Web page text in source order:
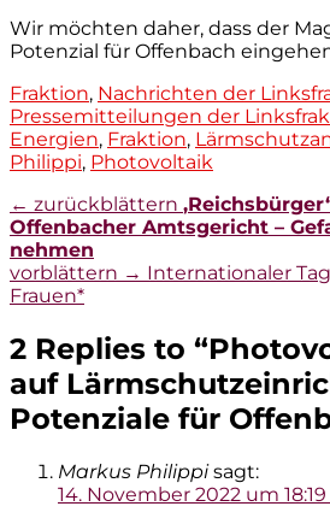
Wir möchten daher, dass der
Potenzial für Offenbach
Kategorien
Fraktion, Nachrichten der
Pressemitteilungen der
Energien, Fraktion,
Philippi, Photovoltaik
Beitragsnavigation
← zurückblättern Vorheriger
Beitrag:
Offenbacher Amtsgericht –
nehmen
vorblättern → Nächster
Internationaler
Frauen*
2 Replies to “
auf
Potenziale für
Markus Philippi sagt:
14. November 2022 um